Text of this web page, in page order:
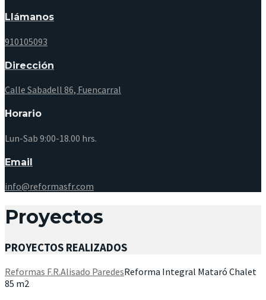
Llámanos
910105093
Dirección
Calle Sabadell 86, Fuencarral
Horario
Lun-Sab 9:00-18.00 hrs.
Email
info@reformasfr.com
Proyectos
PROYECTOS REALIZADOS
Reformas F.R.Alisado ParedesReforma Integral Mataró Chalet
85 m2